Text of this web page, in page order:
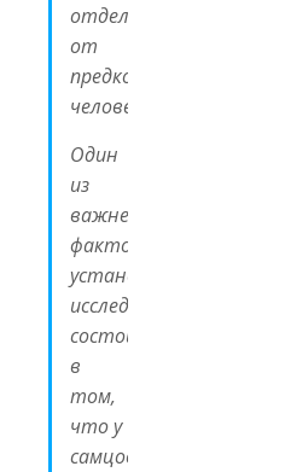
отделились
от
предков
человека…
Один
из
важнейших
фактов,
установленных
исследователями,
состоит
в
том,
что у
самцов